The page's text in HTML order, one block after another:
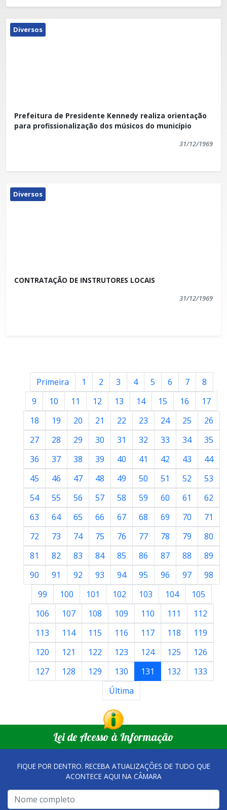
Diversos
Prefeitura de Presidente Kennedy realiza orientação
para profissionalização dos músicos do município
31/12/1969
Diversos
CONTRATAÇÃO DE INSTRUTORES LOCAIS
31/12/1969
Primeira 1 2 3 4 5 6 7
8
9
10 11 12 13 14 15 16
17
18
19 20 21 22 23 24 25
26
27
28 29 30 31 32 33 34
35
36
37 38 39 40 41 42 43
44
45
46 47 48 49 50 51 52
53
54
55 56 57 58 59 60 61
62
63
64 65 66 67 68 69 70
71
72
73 74 75 76 77 78 79
80
81
82 83 84 85 86 87 88
89
90
91 92 93 94 95 96 97
98
99
100 101 102 103 104
105
106
107 108 109 110 111
112
113
114 115 116 117 118
119
120
121 122 123 124 125
126
127
128 129 130 131 132
133
Última
Lei de Acesso à Informação
FIQUE POR DENTRO. RECEBA ATUALIZAÇÕES DE TUDO QUE
ACONTECE AQUI NA CÂMARA